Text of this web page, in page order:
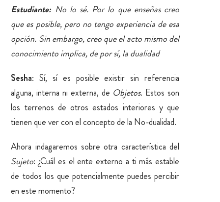
Estudiante: No lo sé. Por lo que enseñas creo
que es posible, pero no tengo experiencia de esa
opción. Sin embargo, creo que el acto mismo del
conocimiento implica, de por sí, la dualidad
Sesha: Sí, sí es posible existir sin referencia
alguna, interna ni externa, de Objetos. Estos son
los terrenos de otros estados interiores y que
tienen que ver con el concepto de la No-dualidad.
Ahora indagaremos sobre otra característica del
Sujeto: ¿Cuál es el ente externo a ti más estable
de todos los que potencialmente puedes percibir
en este momento?